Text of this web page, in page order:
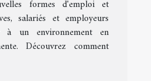
formes d'emploi et
salariés et employeurs
à un environnement en
Découvrez comment